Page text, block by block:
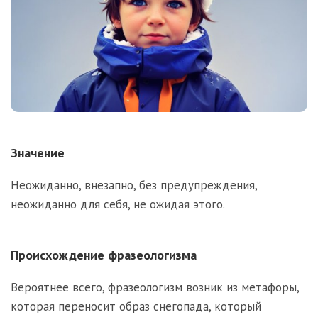
Значение
Неожиданно, внезапно, без предупреждения,
неожиданно для себя, не ожидая этого.
Происхождение фразеологизма
Вероятнее всего, фразеологизм возник из метафоры,
которая переносит образ снегопада, который